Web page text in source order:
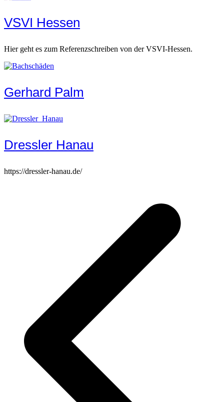
VSVI Hessen
Hier geht es zum Referenzschreiben von der VSVI-Hessen.
Gerhard Palm
Dressler Hanau
https://dressler-hanau.de/